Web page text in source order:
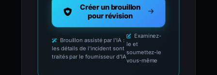
Créer un brouillon
pour révision
Brouillon assisté par l'IA :
les détails de l'incident sont
traités par le fournisseur d'IA
Examinez-
le et
soumettez-le
vous-même